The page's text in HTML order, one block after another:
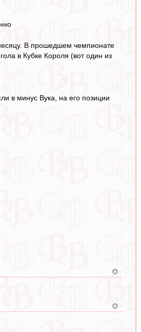
В прошедшем чемпионате
в Кубке Короля (вот один из
в минус Вука, на его позиции